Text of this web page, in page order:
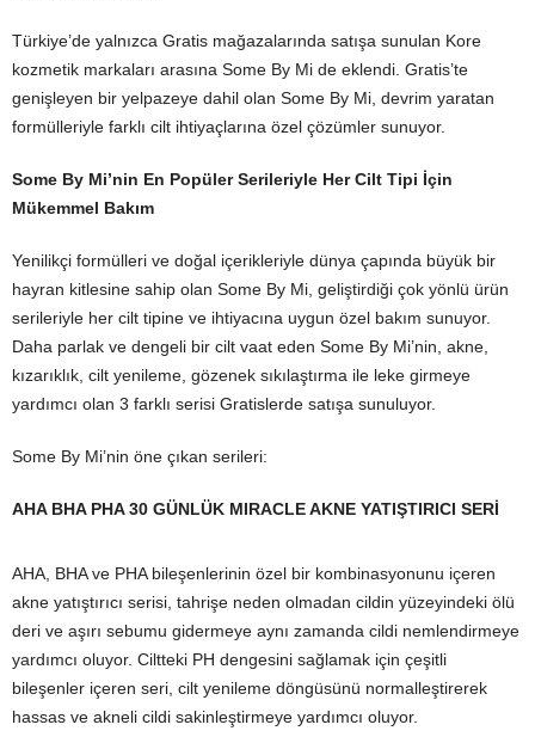
Türkiye’de yalnızca Gratis mağazalarında satışa sunulan Kore
kozmetik markaları arasına Some By Mi de eklendi. Gratis’te
genişleyen bir yelpazeye dahil olan Some By Mi, devrim yaratan
formülleriyle farklı cilt ihtiyaçlarına özel çözümler sunuyor.
Some By Mi’nin En Popüler Serileriyle Her Cilt Tipi İçin
Mükemmel Bakım
Yenilikçi formülleri ve doğal içerikleriyle dünya çapında büyük bir
hayran kitlesine sahip olan Some By Mi, geliştirdiği çok yönlü ürün
serileriyle her cilt tipine ve ihtiyacına uygun özel bakım sunuyor.
Daha parlak ve dengeli bir cilt vaat eden Some By Mi’nin, akne,
kızarıklık, cilt yenileme, gözenek sıkılaştırma ile leke girmeye
yardımcı olan 3 farklı serisi Gratislerde satışa sunuluyor.
Some By Mi’nin öne çıkan serileri:
AHA BHA PHA 30 GÜNLÜK MIRACLE AKNE YATIŞTIRICI SERİ
AHA, BHA ve PHA bileşenlerinin özel bir kombinasyonunu içeren
akne yatıştırıcı serisi, tahrişe neden olmadan cildin yüzeyindeki ölü
deri ve aşırı sebumu gidermeye aynı zamanda cildi nemlendirmeye
yardımcı oluyor. Ciltteki PH dengesini sağlamak için çeşitli
bileşenler içeren seri, cilt yenileme döngüsünü normalleştirerek
hassas ve akneli cildi sakinleştirmeye yardımcı oluyor.